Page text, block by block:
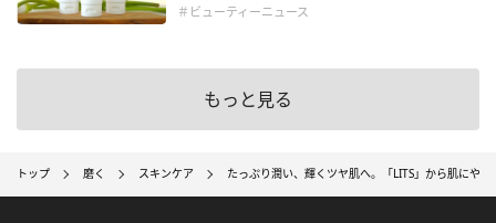
＃ビューティーニュース
もっと見る
トップ 磨く スキンケア たっぷり潤い、輝くツヤ肌へ。「LITS」から肌にや